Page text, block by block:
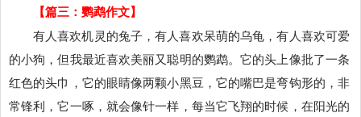
【篇三：鹦鹉作文】
有人喜欢机灵的兔子，有人喜欢呆萌的乌龟，有人喜欢可爱
的小狗，但我最近喜欢美丽又聪明的鹦鹉。它的头上像批了一条
红色的头巾，它的眼睛像两颗小黑豆，它的嘴巴是弯钩形的，非
常锋利，它一啄，就会像针一样，每当它飞翔的时候，在阳光的